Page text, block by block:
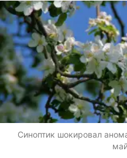
Синоптик шокировал